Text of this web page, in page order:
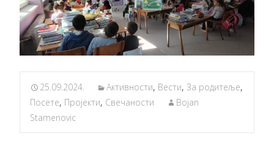
25.09.2024. Активности, Вести, За родитеље,
Посете, Пројекти, Свечаности
Bojan
Stamenovic